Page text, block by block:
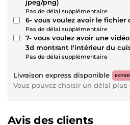
jpeg/png)
Pas de délai supplémentaire
6- vous voulez avoir le fichier
Pas de délai supplémentaire
7- vous voulez avoir une
3d montrant l'intérieur du
Pas de délai supplémentaire
Livraison express disponible
Vous pouvez choisir un délai
Avis des clients